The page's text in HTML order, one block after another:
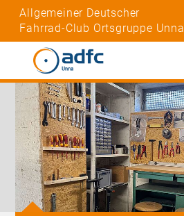
Allgemeiner Deutscher
Fahrrad-Club Ortsgruppe Unna